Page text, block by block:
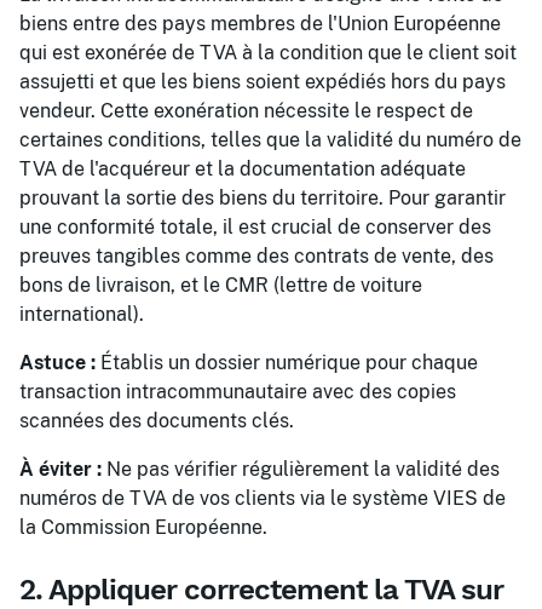
biens entre des pays membres de l'Union Européenne
qui est exonérée de TVA à la condition que le client soit
assujetti et que les biens soient expédiés hors du pays
vendeur. Cette exonération nécessite le respect de
certaines conditions, telles que la validité du numéro de
TVA de l'acquéreur et la documentation adéquate
prouvant la sortie des biens du territoire. Pour garantir
une conformité totale, il est crucial de conserver des
preuves tangibles comme des contrats de vente, des
bons de livraison, et le CMR (lettre de voiture
international).
Astuce : Établis un dossier numérique pour chaque
transaction intracommunautaire avec des copies
scannées des documents clés.
À éviter : Ne pas vérifier régulièrement la validité des
numéros de TVA de vos clients via le système VIES de
la Commission Européenne.
2. Appliquer correctement la TVA sur